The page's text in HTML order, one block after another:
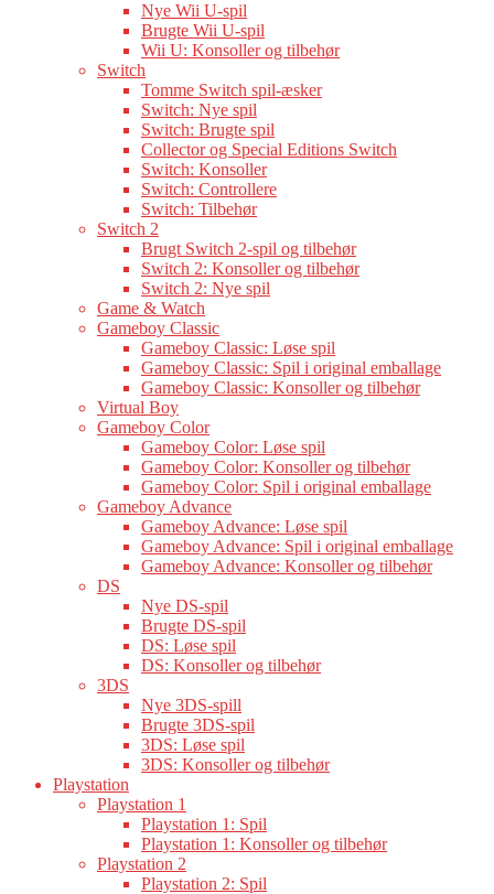
Nye Wii U-spil
Brugte Wii U-spil
Wii U: Konsoller og tilbehør
Switch
Tomme Switch spil-æsker
Switch: Nye spil
Switch: Brugte spil
Collector og Special Editions Switch
Switch: Konsoller
Switch: Controllere
Switch: Tilbehør
Switch 2
Brugt Switch 2-spil og tilbehør
Switch 2: Konsoller og tilbehør
Switch 2: Nye spil
Game & Watch
Gameboy Classic
Gameboy Classic: Løse spil
Gameboy Classic: Spil i original emballage
Gameboy Classic: Konsoller og tilbehør
Virtual Boy
Gameboy Color
Gameboy Color: Løse spil
Gameboy Color: Konsoller og tilbehør
Gameboy Color: Spil i original emballage
Gameboy Advance
Gameboy Advance: Løse spil
Gameboy Advance: Spil i original emballage
Gameboy Advance: Konsoller og tilbehør
DS
Nye DS-spil
Brugte DS-spil
DS: Løse spil
DS: Konsoller og tilbehør
3DS
Nye 3DS-spill
Brugte 3DS-spil
3DS: Løse spil
3DS: Konsoller og tilbehør
Playstation
Playstation 1
Playstation 1: Spil
Playstation 1: Konsoller og tilbehør
Playstation 2
Playstation 2: Spil